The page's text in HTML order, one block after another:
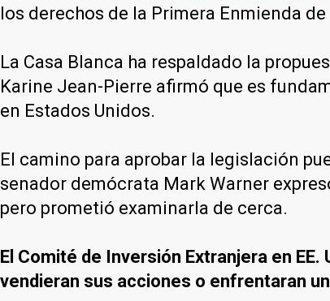
los derechos de la Primera Enmienda
La Casa Blanca ha respaldado la
Karine Jean-Pierre afirmó que es
en Estados Unidos.
El camino para aprobar la legislación
senador demócrata Mark Warner
pero prometió examinarla de cerca.
El Comité de Inversión Extranjera en
vendieran sus acciones o enfrentaran